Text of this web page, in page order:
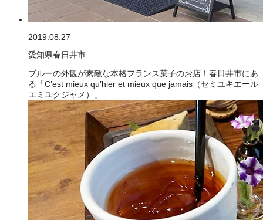
2019.08.27
愛知県春日井市
ブルーの外観が素敵な本格フランス菓子のお店！春日井市にあ
る「C’est mieux qu’hier et mieux que jamais（セミユキエール
エミユクジャメ）」